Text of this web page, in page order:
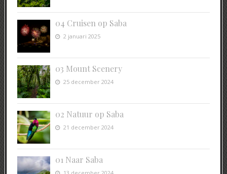
04 Cruisen op Saba
2 januari 2025
03 Mount Scenery
25 december 2024
02 Natuur op Saba
21 december 2024
01 Naar Saba